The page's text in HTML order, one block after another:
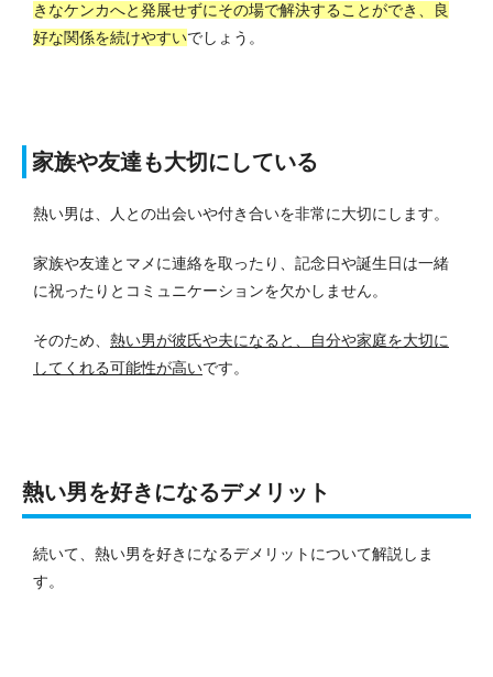
きなケンカへと発展せずにその場で解決することができ、良
好な関係を続けやすいでしょう。
家族や友達も大切にしている
熱い男は、人との出会いや付き合いを非常に大切にします。
家族や友達とマメに連絡を取ったり、記念日や誕生日は一緒
に祝ったりとコミュニケーションを欠かしません。
そのため、 熱い男が彼氏や夫になると、自分や家庭を大切に
してくれる可能性が高いです。
熱い男を好きになるデメリット
続いて、熱い男を好きになるデメリットについて解説しま
す。